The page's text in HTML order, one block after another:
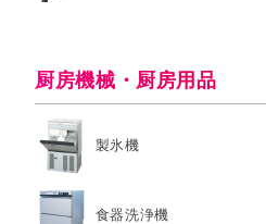
厨房機械・厨房用品
製氷機
食器洗浄機